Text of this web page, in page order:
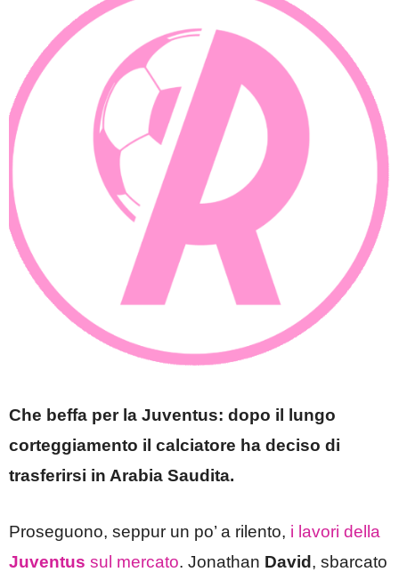
Che beffa per la Juventus: dopo il lungo
corteggiamento il calciatore ha deciso di
trasferirsi in Arabia Saudita.
Proseguono, seppur un po’ a rilento, i lavori della
Juventus sul mercato. Jonathan David, sbarcato